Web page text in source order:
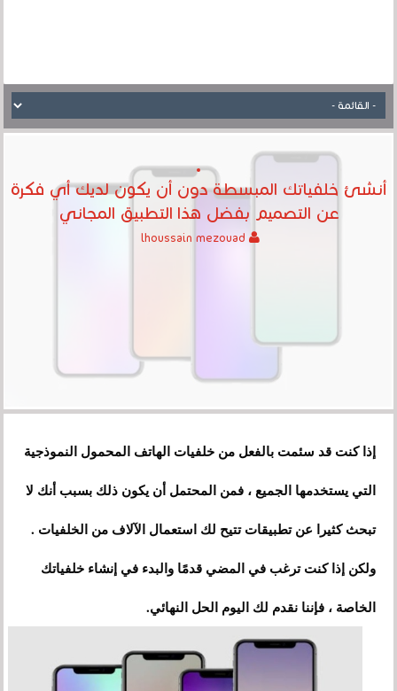
أنشئ خلفياتك المبسطة دون أن يكون لديك أي فكرة
عن التصميم بفضل هذا التطبيق المجاني
إذا كنت قد سئمت بالفعل من خلفيات الهاتف المحمول النموذجية
التي يستخدمها الجميع ، فمن المحتمل أن يكون ذلك بسبب أنك لا
تبحث كثيرا عن تطبيقات تتيح لك استعمال الآلاف من الخلفيات .
ولكن إذا كنت ترغب في المضي قدمًا والبدء في إنشاء خلفياتك
الخاصة ، فإننا نقدم لك اليوم الحل النهائي.